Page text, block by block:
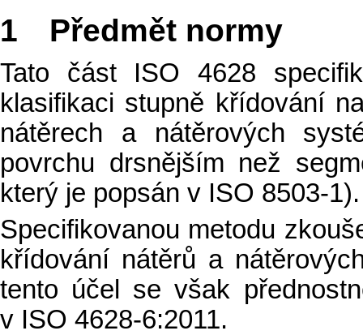
1 Předmět normy
Tato část ISO 4628
klasifikaci stupně křídování
nátěrech a nátěrových
povrchu drsnějším než
který je popsán v ISO 8503-1).
Specifikovanou metodu
křídování nátěrů a
tento účel se však
v ISO 4628-6:2011.